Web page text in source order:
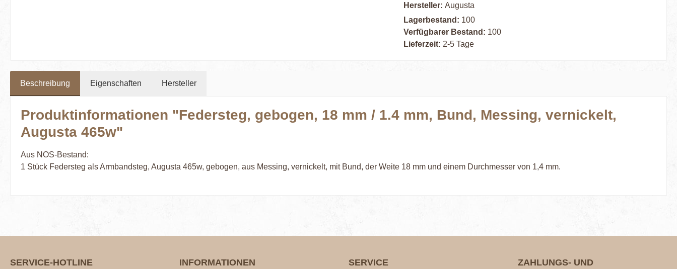
Hersteller: Augusta
Lagerbestand: 100
Verfügbarer Bestand: 100
Lieferzeit: 2-5 Tage
Beschreibung Eigenschaften Hersteller
Produktinformationen "Federsteg, gebogen, 18 mm / 1.4 mm, Bund, Messing, vernickelt,
Augusta 465w"
Aus NOS-Bestand:
1 Stück Federsteg als Armbandsteg, Augusta 465w, gebogen, aus Messing, vernickelt, mit Bund, der Weite 18 mm und einem Durchmesser von 1,4 mm.
SERVICE-HOTLINE INFORMATIONEN SERVICE
ZAHLUNGS- UND